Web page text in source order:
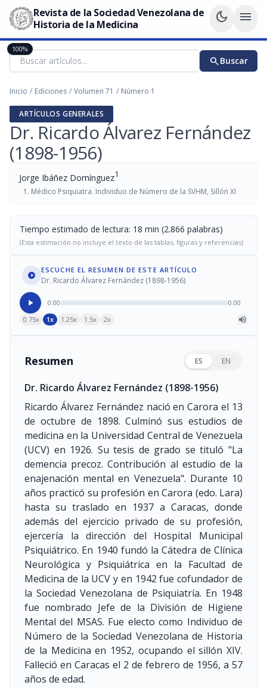
Revista de la Sociedad Venezolana de
Historia de la Medicina
dark_mode menu
searchBuscar
Inicio / Ediciones / Volumen 71 / Número 1
ARTÍCULOS GENERALES
Dr. Ricardo Álvarez Fernández
(1898-1956)
Jorge Ibáñez Domínguez1
Médico Psiquiatra. Individuo de Número de la SVHM, Sillón XI
Tiempo estimado de lectura: 18 min (2.866 palabras)
(Esta estimación no incluye el texto de las tablas, figuras y referencias)
ESCUCHE EL RESUMEN DE ESTE ARTÍCULO
Dr. Ricardo Álvarez Fernández (1898-1956)
0:00
0:00
0.75x
1x 1.25x 1.5x 2x
Resumen ES EN
Dr. Ricardo Álvarez Fernández (1898-1956)
Ricardo Álvarez Fernández nació en Carora el 13
de octubre de 1898. Culminó sus estudios de
medicina en la Universidad Central de Venezuela
(UCV) en 1926. Su tesis de grado se tituló "La
demencia precoz. Contribución al estudio de la
enajenación mental en Venezuela". Durante 10
años practicó su profesión en Carora (edo. Lara)
hasta su traslado en 1937 a Caracas, donde
además del ejercicio privado de su profesión,
ejercería la dirección del Hospital Municipal
Psiquiátrico. En 1940 fundó la Cátedra de Clínica
Neurológica y Psiquiátrica en la Facultad de
Medicina de la UCV y en 1942 fue cofundador de
la Sociedad Venezolana de Psiquiatría. En 1948
fue nombrado Jefe de la División de Higiene
Mental del MSAS. Fue electo como Individuo de
Número de la Sociedad Venezolana de Historia
de la Medicina en 1952, ocupando el sillón XIV.
Falleció en Caracas el 2 de febrero de 1956, a 57
años de edad.
100%